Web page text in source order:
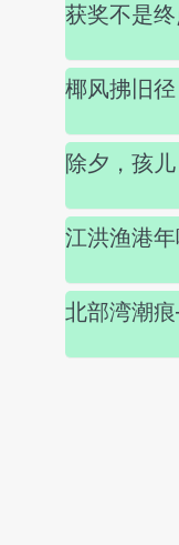
获奖不是
椰风拂旧
除夕，孩
江洪渔港
北部湾潮